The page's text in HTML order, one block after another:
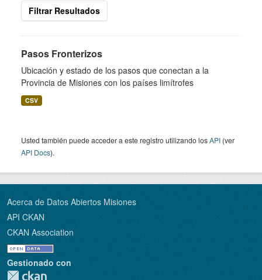
Filtrar Resultados
Pasos Fronterizos
Ubicación y estado de los pasos que conectan a la
Provincia de Misiones con los países limítrofes
CSV
Usted también puede acceder a este registro utilizando losAPI (ver
API Docs).
Acerca de Datos Abiertos Misiones
API CKAN
CKAN Association
Gestionado con